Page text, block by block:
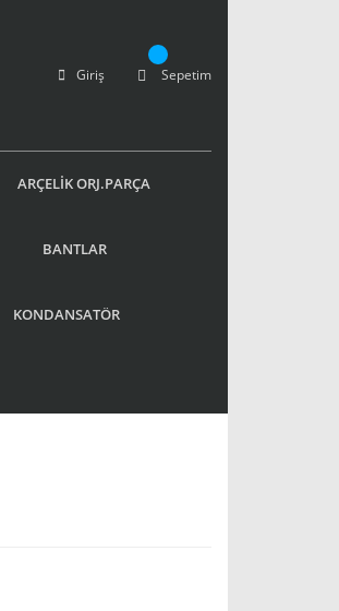
Giriş Sepetim
ARÇELİK ORJ.PARÇA
BANTLAR
KONDANSATÖR